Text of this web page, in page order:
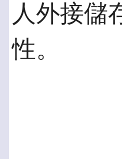
人外接儲
性。